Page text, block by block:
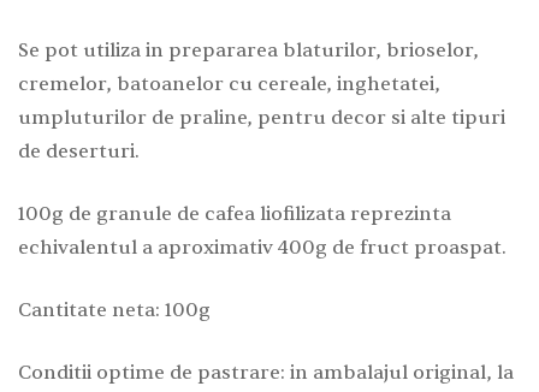
Se pot utiliza in prepararea blaturilor, brioselor,
cremelor, batoanelor cu cereale, inghetatei,
umpluturilor de praline, pentru decor si alte tipuri
de deserturi.
100g de granule de cafea liofilizata reprezinta
echivalentul a aproximativ 400g de fruct proaspat.
Cantitate neta: 100g
Conditii optime de pastrare: in ambalajul original, la